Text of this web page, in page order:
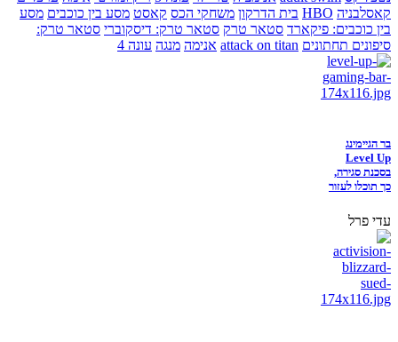
קאסלבניה HBO בית הדרקון משחקי הכס קאסט מסע בין כוכבים מסע
בין כוכבים: פיקארד סטאר טרק סטאר טרק: דיסקוברי סטאר טרק:
סיפונים תחתונים attack on titan אנימה מנגה עונה 4
בר הגיימינג
Level Up
בסכנת סגירה,
כך תוכלו לעזור
עדי פרל